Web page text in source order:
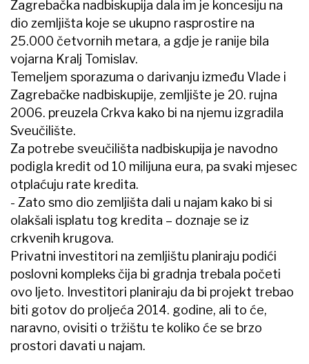
Zagrebačka nadbiskupija dala im je koncesiju na
dio zemljišta koje se ukupno rasprostire na
25.000 četvornih metara, a gdje je ranije bila
vojarna Kralj Tomislav.
Temeljem sporazuma o darivanju između Vlade i
Zagrebačke nadbiskupije, zemljište je 20. rujna
2006. preuzela Crkva kako bi na njemu izgradila
Sveučilište.
Za potrebe sveučilišta nadbiskupija je navodno
podigla kredit od 10 milijuna eura, pa svaki mjesec
otplaćuju rate kredita.
- Zato smo dio zemljišta dali u najam kako bi si
olakšali isplatu tog kredita – doznaje se iz
crkvenih krugova.
Privatni investitori na zemljištu planiraju podići
poslovni kompleks čija bi gradnja trebala početi
ovo ljeto. Investitori planiraju da bi projekt trebao
biti gotov do proljeća 2014. godine, ali to će,
naravno, ovisiti o tržištu te koliko će se brzo
prostori davati u najam.